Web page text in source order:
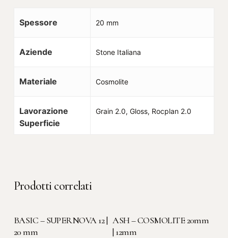
Spessore 20 mm
Aziende Stone Italiana
Materiale Cosmolite
Lavorazione
Superficie
Grain 2.0, Gloss, Rocplan 2.0
Prodotti correlati
BASIC – SUPERNOVA 12 |
20 mm
ASH – COSMOLITE 20mm
| 12mm